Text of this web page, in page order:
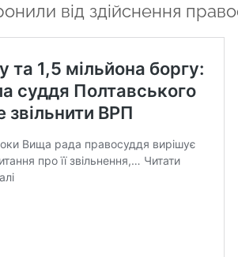
від здійснення